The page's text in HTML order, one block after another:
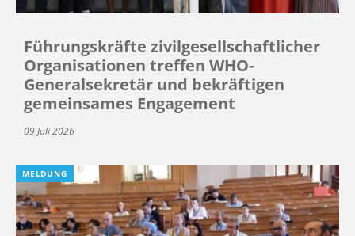
Führungskräfte zivilgesellschaftlicher
Organisationen treffen WHO-
Generalsekretär und bekräftigen
gemeinsames Engagement
09 Juli 2026
MELDUNG